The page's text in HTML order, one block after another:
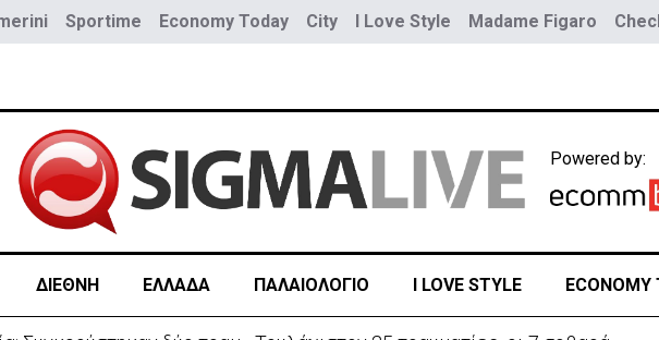
Sportime Economy Today City I Love Style Madame Figaro
Powered by:
ΔΙΕΘΝΗ ΕΛΛΑΔΑ ΠΑΛΑΙΟΛΟΓΙΟ I LOVE STYLE ECONOMY